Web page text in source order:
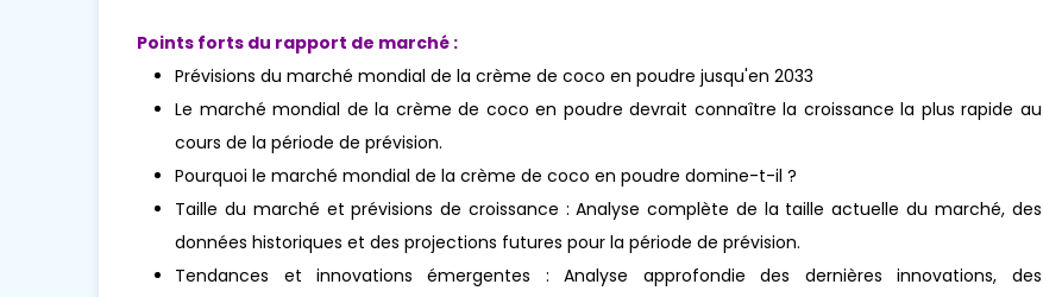
Points forts du rapport de marché :
Prévisions du marché mondial de la crème de coco en poudre jusqu'en 2033
Le marché mondial de la crème de coco en poudre devrait connaître la croissance la plus rapide au
cours de la période de prévision.
Pourquoi le marché mondial de la crème de coco en poudre domine-t-il ?
Taille du marché et prévisions de croissance : Analyse complète de la taille actuelle du marché, des
données historiques et des projections futures pour la période de prévision.
Tendances et innovations émergentes : Analyse approfondie des dernières innovations, des